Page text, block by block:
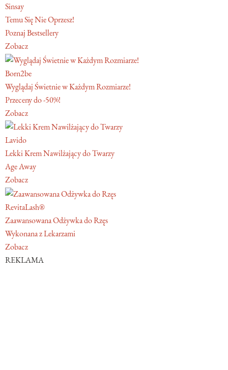
Sinsay
Temu Się Nie Oprzesz!
Poznaj Bestsellery
Zobacz
Born2be
Wyglądaj Świetnie w Każdym Rozmiarze!
Przeceny do -50%!
Zobacz
Lavido
Lekki Krem Nawilżający do Twarzy
Age Away
Zobacz
RevitaLash®
Zaawansowana Odżywka do Rzęs
Wykonana z Lekarzami
Zobacz
REKLAMA